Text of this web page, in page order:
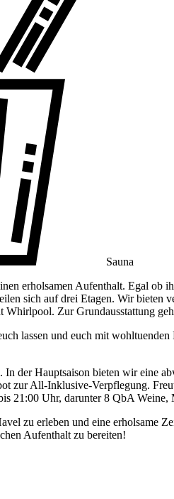
Sauna
erholsamen Aufenthalt. Egal
sich auf drei Etagen. Wir
Zur Grundausstattung
lassen und euch mit
In der Hauptsaison bieten wir
zur All-Inklusive-Verpflegung.
21:00 Uhr, darunter 8 QbA
zu erleben und eine erholsame
Aufenthalt zu bereiten!